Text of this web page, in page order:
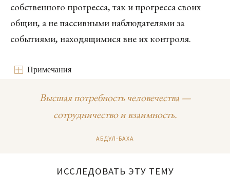
собственного прогресса, так и прогресса своих
общин, а не пассивными наблюдателями за
событиями, находящимися вне их контроля.
Примечания
Высшая потребность человечества —
сотрудничество и взаимность.
АБДУЛ‑БАХА
ИССЛЕДОВАТЬ ЭТУ ТЕМУ